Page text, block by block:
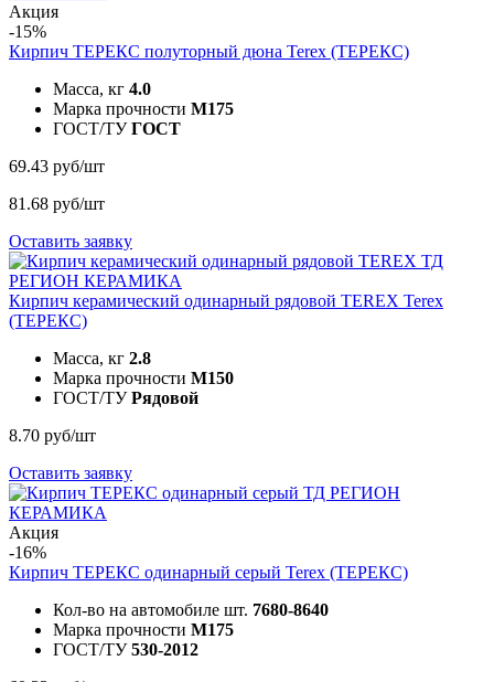
Акция
-15%
Кирпич ТЕРЕКС полуторный дюна Terex (ТЕРЕКС)
Масса, кг 4.0
Марка прочности M175
ГОСТ/ТУ ГОСТ
69.43 руб/шт
81.68 руб/шт
Оставить заявку
Кирпич керамический одинарный рядовой TEREX Terex
(ТЕРЕКС)
Масса, кг 2.8
Марка прочности M150
ГОСТ/ТУ Рядовой
8.70 руб/шт
Оставить заявку
Акция
-16%
Кирпич ТЕРЕКС одинарный серый Terex (ТЕРЕКС)
Кол-во на автомобиле шт. 7680-8640
Марка прочности M175
ГОСТ/ТУ 530-2012